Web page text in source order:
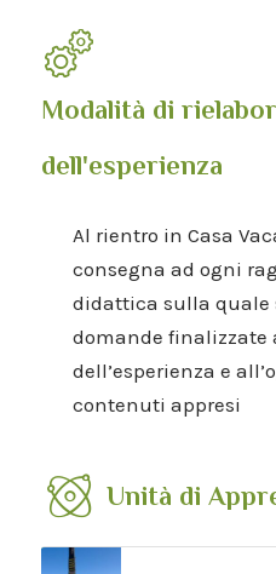
Modalità di
dell'esperienza
Al rientro in Casa
consegna ad ogni
didattica sulla quale
domande finalizzate
dell’esperienza e
contenuti appresi
Unità di